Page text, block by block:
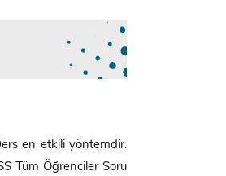
en etkili yöntemdir.
Tüm Öğrenciler Soru